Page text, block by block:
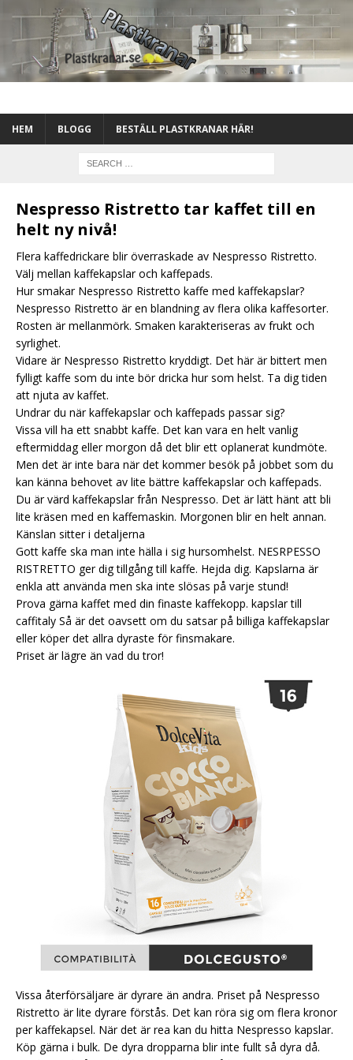
HEM BLOGG BESTÄLL PLASTKRANAR HÄR!
Nespresso Ristretto tar kaffet till en
helt ny nivå!
Flera kaffedrickare blir överraskade av Nespresso Ristretto.
Välj mellan kaffekapslar och kaffepads.
Hur smakar Nespresso Ristretto kaffe med kaffekapslar?
Nespresso Ristretto är en blandning av flera olika kaffesorter.
Rosten är mellanmörk. Smaken karakteriseras av frukt och
syrlighet.
Vidare är Nespresso Ristretto kryddigt. Det här är bittert men
fylligt kaffe som du inte bör dricka hur som helst. Ta dig tiden
att njuta av kaffet.
Undrar du när kaffekapslar och kaffepads passar sig?
Vissa vill ha ett snabbt kaffe. Det kan vara en helt vanlig
eftermiddag eller morgon då det blir ett oplanerat kundmöte.
Men det är inte bara när det kommer besök på jobbet som du
kan känna behovet av lite bättre kaffekapslar och kaffepads.
Du är värd kaffekapslar från Nespresso. Det är lätt hänt att bli
lite kräsen med en kaffemaskin. Morgonen blir en helt annan.
Känslan sitter i detaljerna
Gott kaffe ska man inte hälla i sig hursomhelst. NESRPESSO
RISTRETTO ger dig tillgång till kaffe. Hejda dig. Kapslarna är
enkla att använda men ska inte slösas på varje stund!
Prova gärna kaffet med din finaste kaffekopp. kapslar till
caffitaly Så är det oavsett om du satsar på billiga kaffekapslar
eller köper det allra dyraste för finsmakare.
Priset är lägre än vad du tror!
Vissa återförsäljare är dyrare än andra. Priset på Nespresso
Ristretto är lite dyrare förstås. Det kan röra sig om flera kronor
per kaffekapsel. När det är rea kan du hitta Nespresso kapslar.
Köp gärna i bulk. De dyra dropparna blir inte fullt så dyra då.